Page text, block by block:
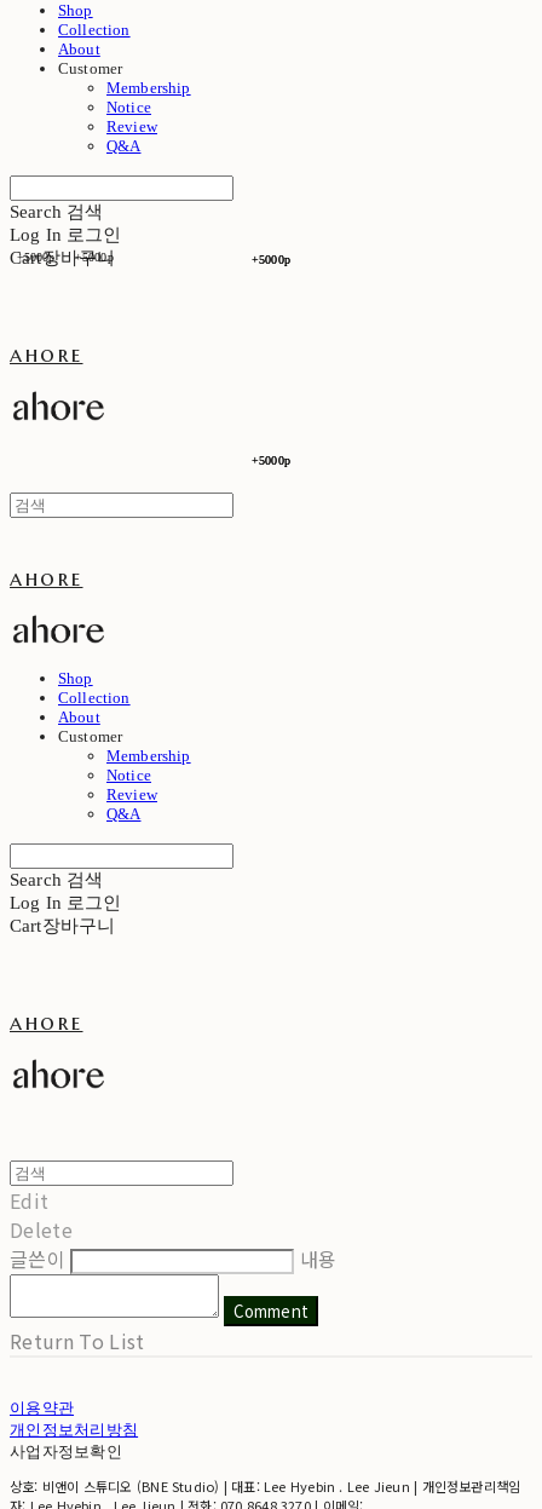
Shop
Collection
About
Customer
Membership
Notice
Review
Q&A
Search 검색
Log In
+5000p
로그인
+5000p +5000p
+5000p
Cart장바구니
ahore
+5000p
+5000p
ahore
Shop
Collection
About
Customer
Membership
Notice
Review
Q&A
Search 검색
Log In 로그인
Cart장바구니
ahore
Edit
Delete
글쓴이
내용
Comment
Return To List
이용약관
개인정보처리방침
사업자정보확인
상호: 비앤이 스튜디오 (BNE Studio) | 대표: Lee Hyebin . Lee Jieun | 개인정보관리책임
자: Lee Hyebin . Lee Jieun | 전화: 070 8648 3270 | 이메일: